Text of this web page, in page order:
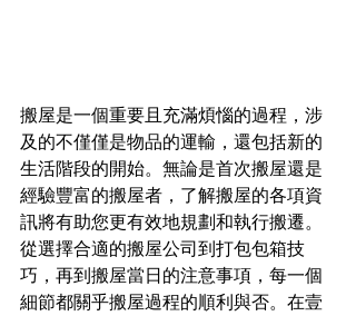
搬屋是一個重要且充滿煩惱的過程，涉
及的不僅僅是物品的運輸，還包括新的
生活階段的開始。無論是首次搬屋還是
經驗豐富的搬屋者，了解搬屋的各項資
訊將有助您更有效地規劃和執行搬遷。
從選擇合適的搬屋公司到打包包箱技
巧，再到搬屋當日的注意事項，每一個
細節都關乎搬屋過程的順利與否。在壹